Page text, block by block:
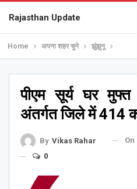
Rajasthan Update
Home अपना शहर चुने झुंझुनू
पीएम सूर्य घर
अंतर्गत जिले में 414
By Vikas Rahar On
0